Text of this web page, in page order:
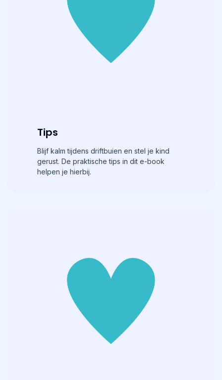
Tips
Blijf kalm tijdens driftbuien en stel je kind
gerust. De praktische tips in dit e-book
helpen je hierbij.